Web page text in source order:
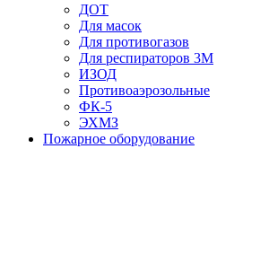
ДОТ
Для масок
Для противогазов
Для респираторов 3М
ИЗОД
Противоаэрозольные
ФК-5
ЭХМЗ
Пожарное оборудование